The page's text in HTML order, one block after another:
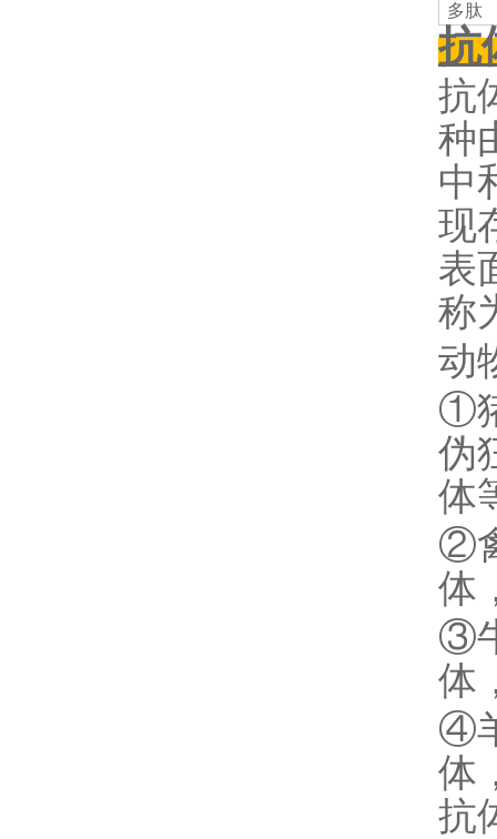
多肽
抗
抗
种
中
现
表
称
动
①
伪
体
②
体
③
体
④
体
抗